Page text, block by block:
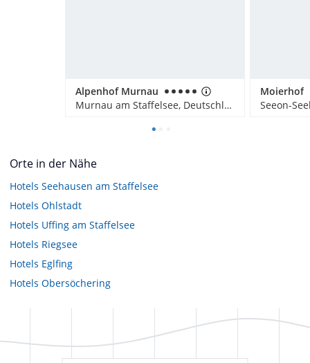
Alpenhof Murnau
Murnau am Staffelsee, Deutschland
Moierhof
Seeon-
Orte in der Nähe
Hotels Seehausen am Staffelsee
Hotels Ohlstadt
Hotels Uffing am Staffelsee
Hotels Riegsee
Hotels Eglfing
Hotels Obersöchering